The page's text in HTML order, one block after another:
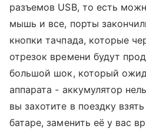
разъемов USB, то есть
мышь и все, порты
кнопки тачпада, которые
отрезок времени будут
большой шок, который
аппарата - аккумулятор
вы захотите в поездку
батаре, заменить её у вас